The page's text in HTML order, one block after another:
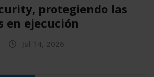
protegiendo las
en ejecución
Jul 14, 2026